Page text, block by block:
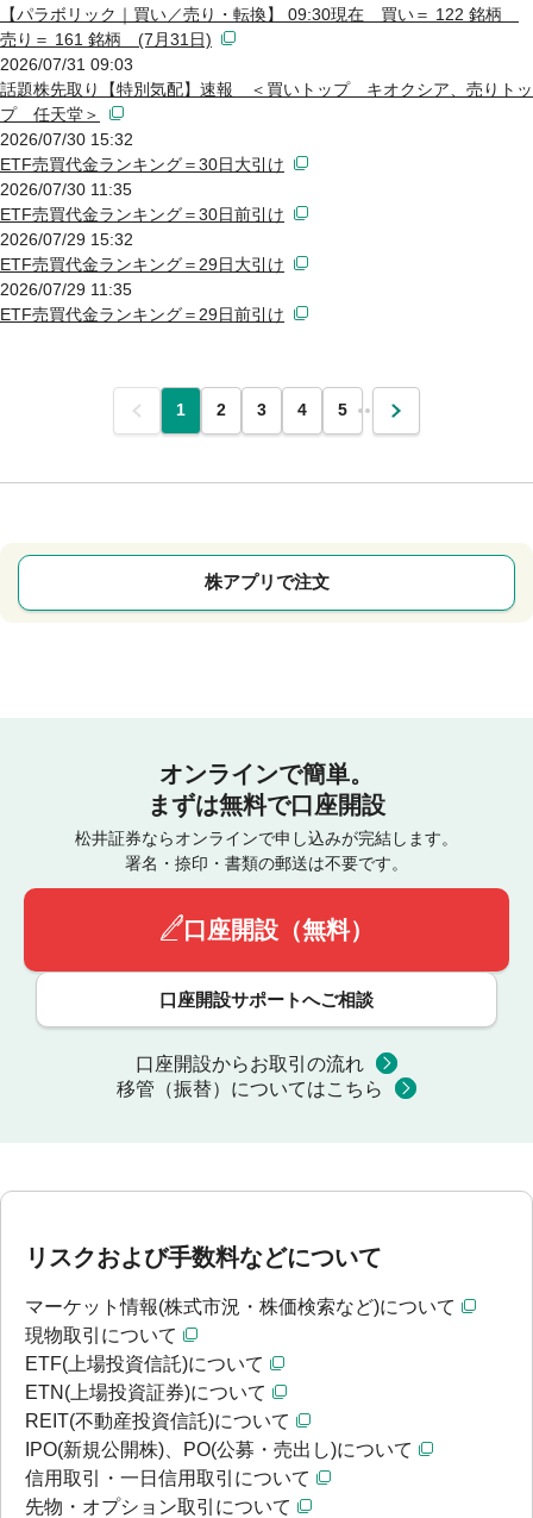
【パラボリック｜買い／売り・転換】 09:30現在 買い＝ 122 銘柄
売り＝ 161 銘柄 (7月31日)
2026/07/31 09:03
話題株先取り【特別気配】速報 ＜買いトップ キオクシア、売りトッ
プ 任天堂＞
2026/07/30 15:32
ETF売買代金ランキング＝30日大引け
2026/07/30 11:35
ETF売買代金ランキング＝30日前引け
2026/07/29 15:32
ETF売買代金ランキング＝29日大引け
2026/07/29 11:35
ETF売買代金ランキング＝29日前引け
前 1 2 3 4 5 … 次
株アプリで注文
オンラインで簡単。
まずは無料で口座開設
松井証券ならオンラインで申し込みが完結します。
署名・捺印・書類の郵送は不要です。
口座開設（無料）
口座開設サポートへご相談
口座開設からお取引の流れ
移管（振替）についてはこちら
リスクおよび手数料などについて
マーケット情報(株式市況・株価検索など)について
現物取引について
ETF(上場投資信託)について
ETN(上場投資証券)について
REIT(不動産投資信託)について
IPO(新規公開株)、PO(公募・売出し)について
信用取引・一日信用取引について
先物・オプション取引について